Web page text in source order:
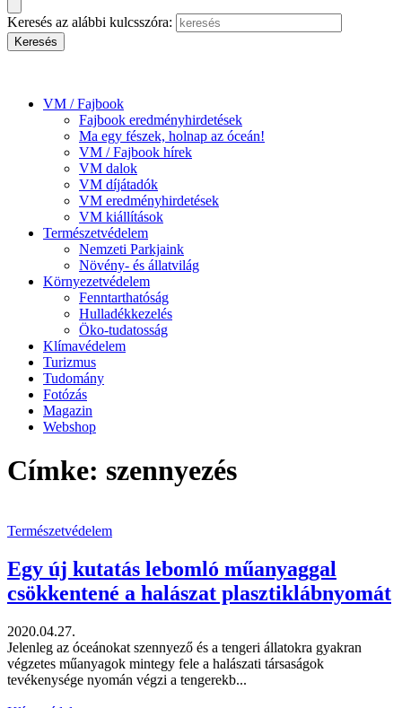
Keresés az alábbi kulcsszóra:
VM / Fajbook
Fajbook eredményhirdetések
Ma egy fészek, holnap az óceán!
VM / Fajbook hírek
VM dalok
VM díjátadók
VM eredményhirdetések
VM kiállítások
Természetvédelem
Nemzeti Parkjaink
Növény- és állatvilág
Környezetvédelem
Fenntarthatóság
Hulladékkezelés
Öko-tudatosság
Klímavédelem
Turizmus
Tudomány
Fotózás
Magazin
Webshop
Címke: szennyezés
Természetvédelem
Egy új kutatás lebomló műanyaggal
csökkentené a halászat plasztiklábnyomát
2020.04.27.
Jelenleg az óceánokat szennyező és a tengeri állatokra gyakran
végzetes műanyagok mintegy fele a halászati társaságok
tevékenysége nyomán végzi a tengerekb...